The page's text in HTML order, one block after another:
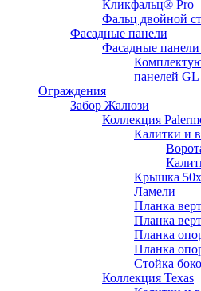
Кликфальц® Pro
Фальц двoйной
Фасадные панели
Фасадные
панелей GL
Ограждения
Забор Жалюзи
Коллекция
Калитки и
Крышка
Ламели
Планка
Планка
Планка
Планка
Стойка
Коллекция Texas